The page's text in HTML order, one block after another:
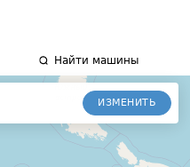
Найти машины
ИЗМЕНИТЬ